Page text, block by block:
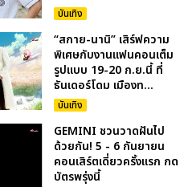
บันเทิง
“สกาย-นานิ” เสิร์ฟความ
พิเศษกับงานแฟนคอนเต็ม
รูปแบบ 19-20 ก.ย.นี้ ที่
ธันเดอร์โดม เมืองท...
บันเทิง
GEMINI ชวนวาดฝันไป
ด้วยกัน! 5 - 6 กันยายน
คอนเสิร์ตเดี่ยวครั้งแรก กด
บัตรพรุ่งนี้